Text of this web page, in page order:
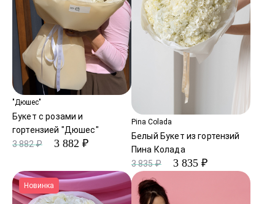
"Дюшес"
Букет с розами и
гортензией "Дюшес"
3 882 ₽
3 882 ₽
Pina Colada
Белый Букет из гортензий
Пина Колада
3 835 ₽
3 835 ₽
Новинка